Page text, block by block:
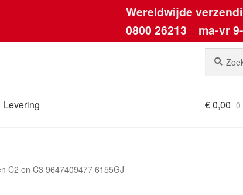
Wereldwijde
0800 26213 ma-vr
naar:
Levering €0,00 0
C2 en C3 9647409477 6155GJ